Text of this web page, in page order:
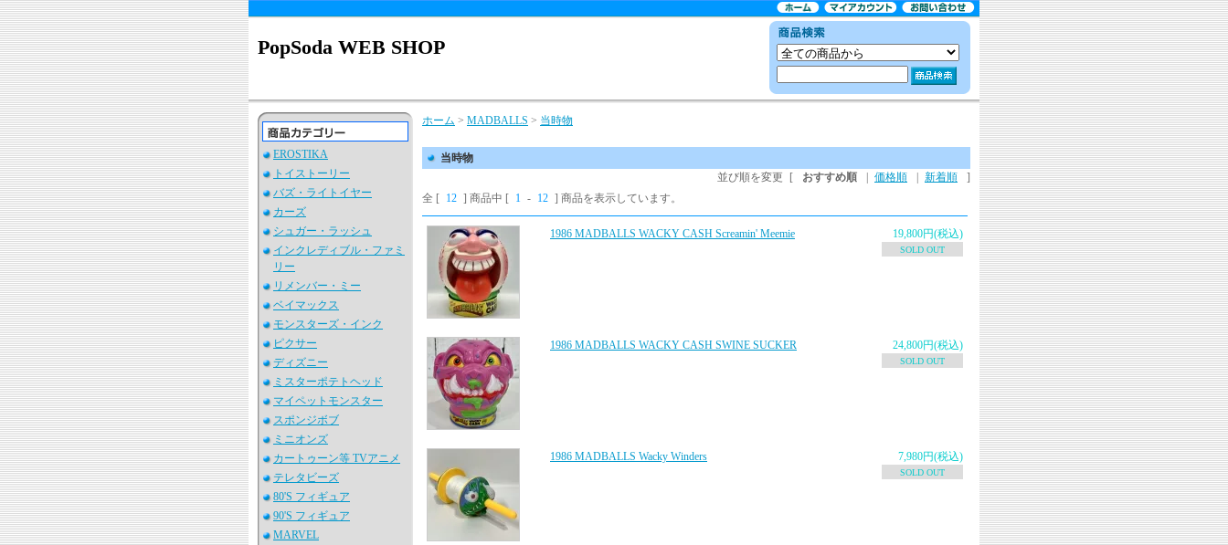
PopSoda WEB SHOP
EROSTIKA
トイストーリー
バズ・ライトイヤー
カーズ
シュガー・ラッシュ
インクレディブル・ファミ
リー
リメンバー・ミー
ベイマックス
モンスターズ・インク
ピクサー
ディズニー
ミスターポテトヘッド
マイペットモンスター
スポンジボブ
ミニオンズ
カートゥーン等 TVアニメ
テレタビーズ
80'S フィギュア
90'S フィギュア
MARVEL
ホーム > MADBALLS > 当時物
当時物
並び順を変更
[ おすすめ順 価格順 新着順
]
全 [ 12 ] 商品中 [ 1 - 12 ] 商品を表示しています。
19,800円(税込)
SOLD OUT
1986 MADBALLS WACKY CASH Screamin' Meemie
24,800円(税込)
SOLD OUT
1986 MADBALLS WACKY CASH SWINE SUCKER
7,980円(税込)
SOLD OUT
1986 MADBALLS Wacky Winders